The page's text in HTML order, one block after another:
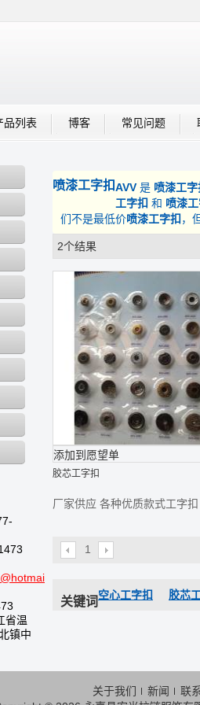
品列表 博客 常见问题
省温
镇中
喷漆工字扣AVV 是 喷漆工字
工字扣 和 喷漆
们不是最低价喷漆工字扣 ，
2个结果
添加到愿望单
胶芯工字扣
厂家供应 各种优质款式工字扣
1
关键词 空心工字扣 胶芯
关于我们 新闻
联